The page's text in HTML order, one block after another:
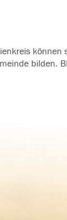
können
bilden.